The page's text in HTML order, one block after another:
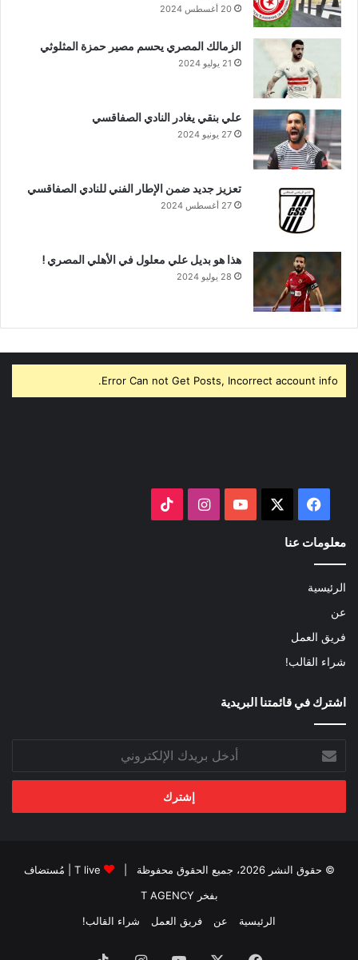
20 أغسطس 2024
الزمالك المصري يحسم مصير حمزة المثلوثي
21 يوليو 2024
علي بنقي يغادر النادي الصفاقسي
27 يونيو 2024
تعزيز جديد ضمن الإطار الفني للنادي الصفاقسي
27 أغسطس 2024
هذا هو بديل علي معلول في الأهلي المصري !
28 يوليو 2024
Error Can not Get Posts, Incorrect account info.
فيسبوك ‫YouTubeانستقرام
معلومات عنا
الرئيسية
عن
فريق العمل
شراء القالب!
اشترك في قائمتنا البريدية
بريدك
الإلكتروني
© حقوق النشر 2026، جميع الحقوق محفوظة | T live | مُستضاف
بفخر T AGENCY
الرئيسية
عن فريق العمل شراء القالب!